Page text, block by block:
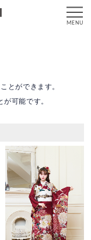
とができます。
が可能です。